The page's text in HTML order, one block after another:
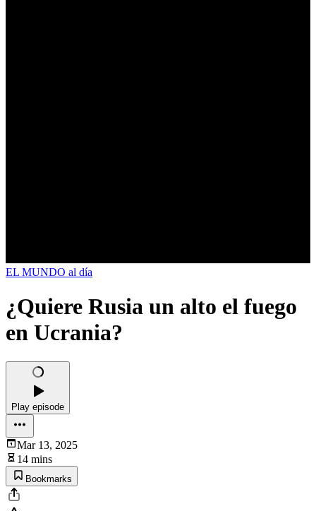
EL MUNDO al día
¿Quiere Rusia un alto el fuego
en Ucrania?
Play episode
Mar 13, 2025
14 mins
Bookmarks